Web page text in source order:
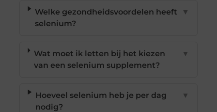
Welke gezondheidsvoordelen heeft
selenium?
▼
Wat moet ik letten bij het kiezen
van een selenium supplement?
▼
Hoeveel selenium heb je per dag
nodig?
▼